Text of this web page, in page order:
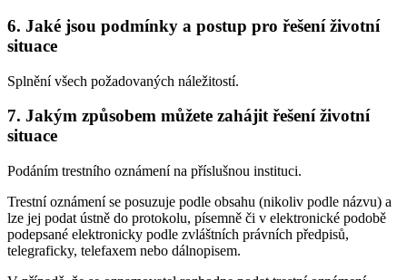
6. Jaké jsou podmínky a postup pro řešení životní
situace
Splnění všech požadovaných náležitostí.
7. Jakým způsobem můžete zahájit řešení životní
situace
Podáním trestního oznámení na příslušnou instituci.
Trestní oznámení se posuzuje podle obsahu (nikoliv podle názvu) a
lze jej podat ústně do protokolu, písemně či v elektronické podobě
podepsané elektronicky podle zvláštních právních předpisů,
telegraficky, telefaxem nebo dálnopisem.